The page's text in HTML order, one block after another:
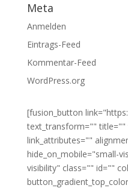
Meta
Anmelden
Eintrags-Feed
Kommentar-Feed
WordPress.org
[fusion_button
text_transform="" title=""
link_attributes=""
hide_on_mobile="small-
visibility" class="" id=""